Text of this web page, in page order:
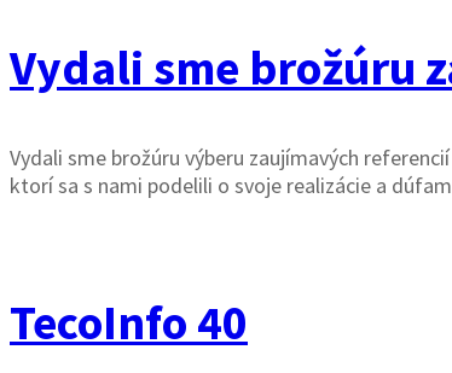
Vydali sme brožúru
Vydali sme brožúru výberu zaujímavých
ktorí sa s nami podelili o svoje realizácie a
TecoInfo 40